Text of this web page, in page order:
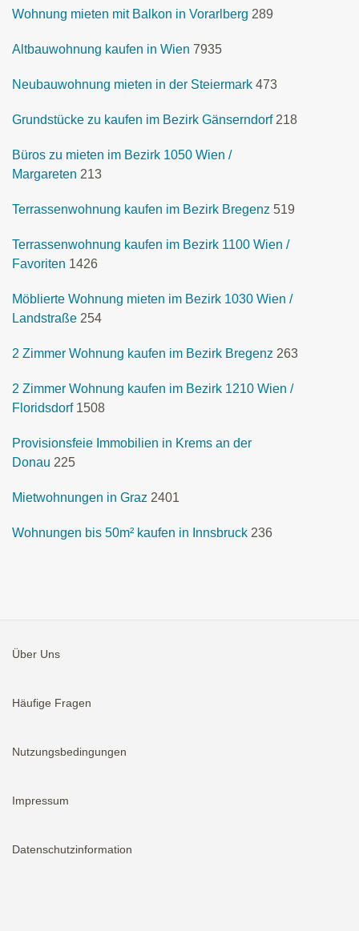
Wohnung mieten mit Balkon in Vorarlberg 289
Altbauwohnung kaufen in Wien 7935
Neubauwohnung mieten in der Steiermark 473
Grundstücke zu kaufen im Bezirk Gänserndorf 218
Büros zu mieten im Bezirk 1050 Wien /
Margareten 213
Terrassenwohnung kaufen im Bezirk Bregenz 519
Terrassenwohnung kaufen im Bezirk 1100 Wien /
Favoriten 1426
Möblierte Wohnung mieten im Bezirk 1030 Wien /
Landstraße 254
2 Zimmer Wohnung kaufen im Bezirk Bregenz 263
2 Zimmer Wohnung kaufen im Bezirk 1210 Wien /
Floridsdorf 1508
Provisionsfeie Immobilien in Krems an der
Donau 225
Mietwohnungen in Graz 2401
Wohnungen bis 50m² kaufen in Innsbruck 236
Über Uns
Häufige Fragen
Nutzungsbedingungen
Impressum
Datenschutzinformation